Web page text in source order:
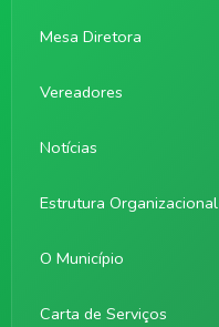
Mesa Diretora
Vereadores
Notícias
Estrutura Organizacional
O Município
Carta de Serviços